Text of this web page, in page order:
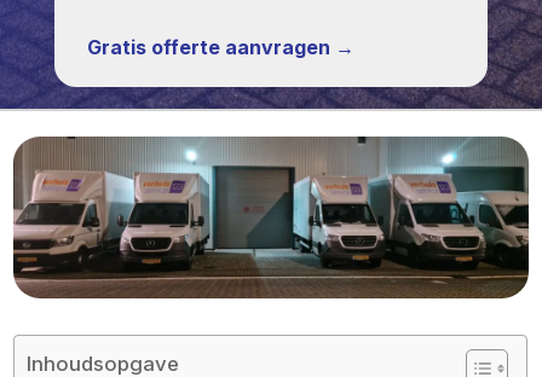
Gratis offerte aanvragen →
Inhoudsopgave